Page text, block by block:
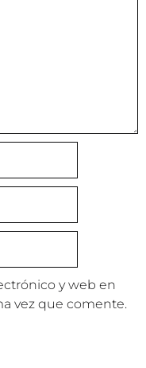
y web en
vez que comente.